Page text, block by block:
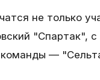
не только
"Спартак",
—